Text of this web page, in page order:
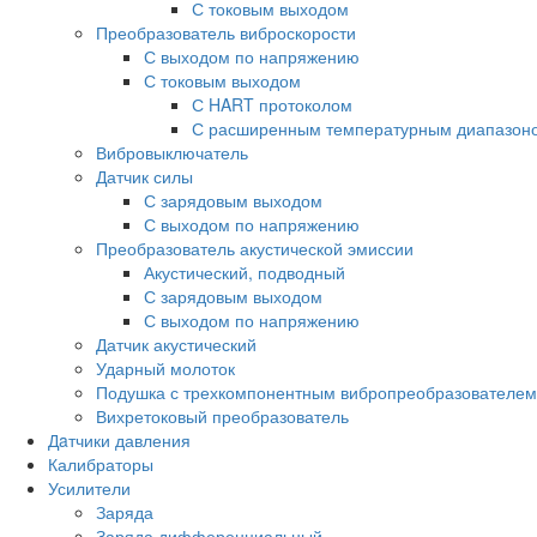
С токовым выходом
Преобразователь виброскорости
С выходом по напряжению
С токовым выходом
С HART протоколом
С расширенным температурным
Вибровыключатель
Датчик силы
С зарядовым выходом
С выходом по напряжению
Преобразователь акустической эмиссии
Акустический, подводный
С зарядовым выходом
С выходом по напряжению
Датчик акустический
Ударный молоток
Подушка с трехкомпонентным вибропреобразователем
Вихретоковый преобразователь
Дaтчики давления
Калибраторы
Усилители
Заряда